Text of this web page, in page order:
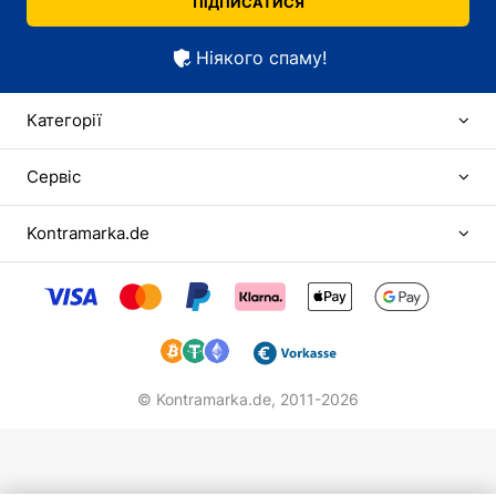
Ніякого спаму!
Категорії
Сервіс
Kontramarka.de
© Kontramarka.de, 2011-2026